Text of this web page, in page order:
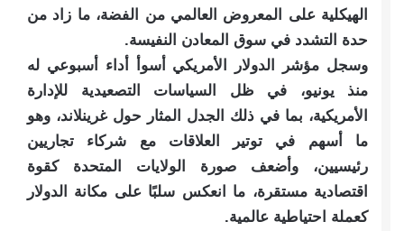
الهيكلية على المعروض العالمي من الفضة، ما زاد من
حدة التشدد في سوق المعادن النفيسة.
وسجل مؤشر الدولار الأمريكي أسوأ أداء أسبوعي له
منذ يونيو، في ظل السياسات التصعيدية للإدارة
الأمريكية، بما في ذلك الجدل المثار حول غرينلاند، وهو
ما أسهم في توتير العلاقات مع شركاء تجاريين
رئيسيين، وأضعف صورة الولايات المتحدة كقوة
اقتصادية مستقرة، ما انعكس سلبًا على مكانة الدولار
كعملة احتياطية عالمية.